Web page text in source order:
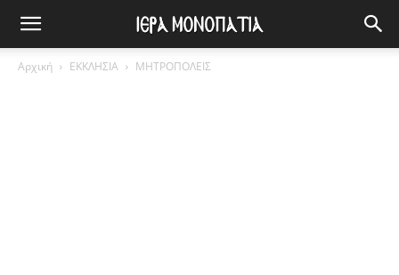
Αρχική ΕΚΚΛΗΣΙΑ ΜΗΤΡΟΠΟΛΕΙΣ